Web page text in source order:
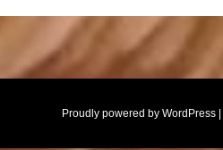
Proudly powered by WordPress